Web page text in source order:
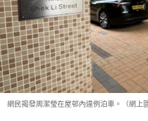
網民揭發周潔瑩在屋邨內違例泊車。（網上圖